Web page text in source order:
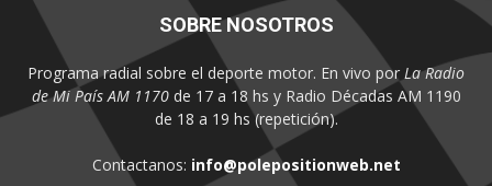
SOBRE NOSOTROS
Programa radial sobre el deporte motor. En vivo por La Radio
de Mi País AM 1170de 17 a 18 hs y Radio Décadas AM 1190
de 18 a 19 hs (repetición).
Contactanos: info@polepositionweb.net